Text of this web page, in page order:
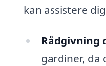
kan assistere
Rådgivning
gardiner, da